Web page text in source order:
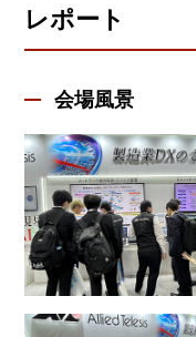
レポート
会場風景